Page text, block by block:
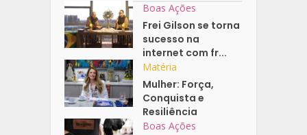
Boas Ações
Frei Gilson se torna
sucesso na
internet com fr...
Matéria
Mulher: Força,
Conquista e
Resiliência
Boas Ações